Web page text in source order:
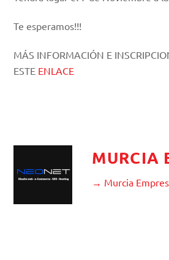
Te esperamos!!!
MÁS INFORMACIÓN E
ESTE ENLACE
MURCIA
→ Murcia